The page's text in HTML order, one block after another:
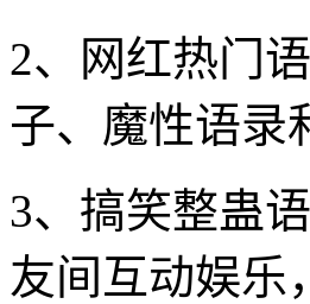
2、网红热门
子、魔性语录
3、搞笑整蛊
友间互动娱乐